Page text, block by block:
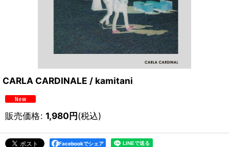
CARLA CARDINALE / kamitani
販売価格: 1,980円(税込)
Facebookでシェア